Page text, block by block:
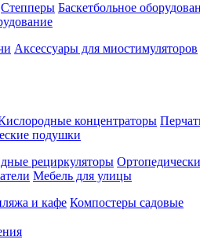
Степперы Баскетбольное
Аксессуары для миостимуляторов
концентраторы
подушки
рециркуляторы
Мебель для улицы
и кафе Компостеры садовые